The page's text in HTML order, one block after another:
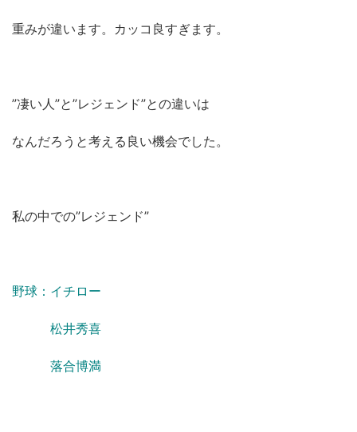
重みが違います。カッコ良すぎます。
”凄い人”と”レジェンド”との違いは
なんだろうと考える良い機会でした。
私の中での”レジェンド”
野球：イチロー
松井秀喜
落合博満